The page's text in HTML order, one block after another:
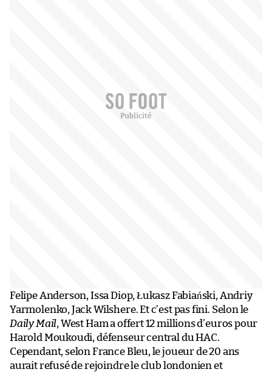
Felipe Anderson, Issa Diop, Łukasz Fabiański, Andriy
Yarmolenko, Jack Wilshere. Et c’est pas fini. Selon le
Daily Mail, West Ham a offert 12 millions d’euros pour
Harold Moukoudi, défenseur central du HAC.
Cependant, selon France Bleu, le joueur de 20 ans
aurait refusé de rejoindre le club londonien et